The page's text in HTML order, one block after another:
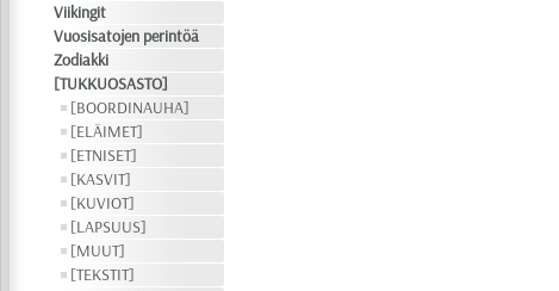
Viikingit
Vuosisatojen perintöä
Zodiakki
[TUKKUOSASTO]
[BOORDINAUHA]
[ELÄIMET]
[ETNISET]
[KASVIT]
[KUVIOT]
[LAPSUUS]
[MUUT]
[TEKSTIT]